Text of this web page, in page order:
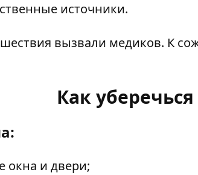
источники.
вызвали медиков. К
Как
окна и двери;